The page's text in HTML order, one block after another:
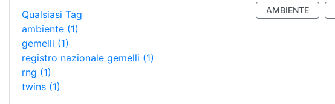
Qualsiasi Tag
ambiente (1)
gemelli (1)
registro nazionale gemelli (1)
rng (1)
twins (1)
AMBIENTE